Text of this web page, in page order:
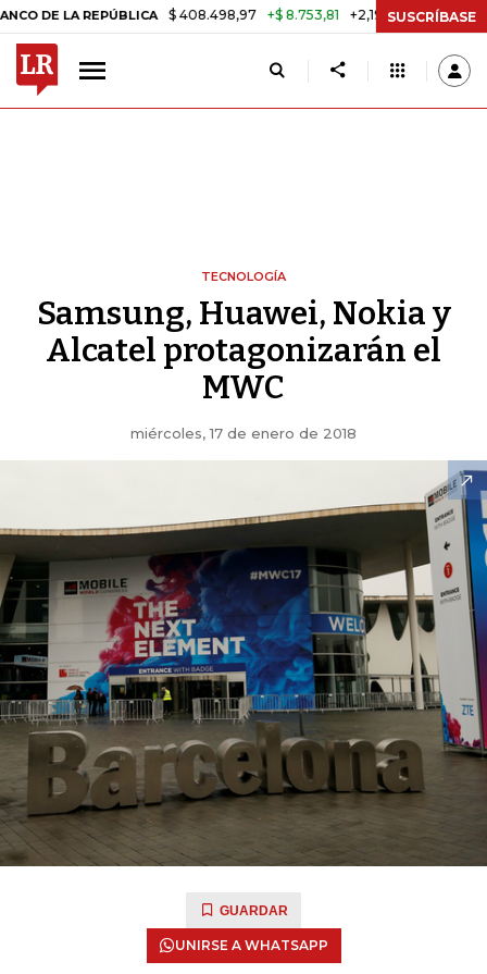
$ 408.498,97 +$ 8.753,81 +2,19% TASA DE USURA
SUSCRÍBASE
TECNOLOGÍA
Samsung, Huawei, Nokia y
Alcatel protagonizarán el
MWC
miércoles, 17 de enero de 2018
GUARDAR
UNIRSE A WHATSAPP